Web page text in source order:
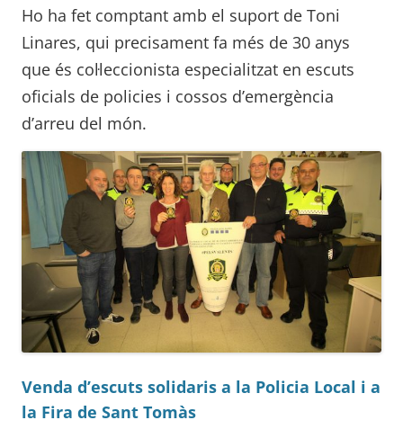
Ho ha fet comptant amb el suport de Toni
Linares, qui precisament fa més de 30 anys
que és col·leccionista especialitzat en escuts
oficials de policies i cossos d’emergència
d’arreu del món.
Venda d’escuts solidaris a la Policia Local i a
la Fira de Sant Tomàs